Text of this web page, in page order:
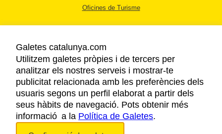
Oficines de Turisme
AVÍS LEGAL
POLÍTICA DE PRIVACITAT
COOKIES
ACCESSIBILITAT
Galetes catalunya.com
Utilitzem galetes pròpies i de tercers per
analitzar els nostres serveis i mostrar-te
publicitat relacionada amb les preferències dels
usuaris segons un perfil elaborat a partir dels
seus hàbits de navegació. Pots obtenir més
informació a la Política de Galetes.